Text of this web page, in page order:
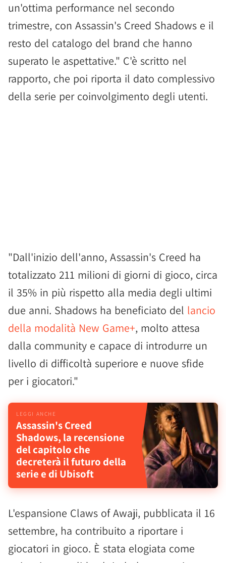
un'ottima performance nel secondo
trimestre, con Assassin's Creed Shadows e il
resto del catalogo del brand che hanno
superato le aspettative." C'è scritto nel
rapporto, che poi riporta il dato complessivo
della serie per coinvolgimento degli utenti.
"Dall'inizio dell'anno, Assassin's Creed ha
totalizzato 211 milioni di giorni di gioco, circa
il 35% in più rispetto alla media degli ultimi
due anni. Shadows ha beneficiato del lancio
della modalità New Game+, molto attesa
dalla community e capace di introdurre un
livello di difficoltà superiore e nuove sfide
per i giocatori."
Assassin's Creed
Shadows, la recensione
del capitolo che
decreterà il futuro della
serie e di Ubisoft
L'espansione Claws of Awaji, pubblicata il 16
settembre, ha contribuito a riportare i
giocatori in gioco. È stata elogiata come